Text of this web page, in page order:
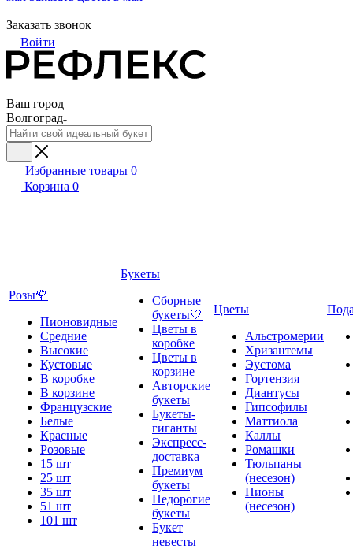
Заказать звонок
Войти
Ваш город
Волгоград
Избранные товары 0
Корзина 0
Розы🌹
Пионовидные
Средние
Высокие
Кустовые
В коробке
В корзине
Французские
Белые
Красные
Розовые
15 шт
25 шт
35 шт
51 шт
101 шт
Букеты
Сборные
букеты🤍
Цветы в
коробке
Цветы в
корзине
Авторские
букеты
Букеты-
гиганты
Экспресс-
доставка
Премиум
букеты
Недорогие
букеты
Букет
невесты
Цветы
Альстромерии
Хризантемы
Эустома
Гортензия
Диантусы
Гипсофилы
Маттиола
Каллы
Ромашки
Тюльпаны
(несезон)
Пионы
(несезон)